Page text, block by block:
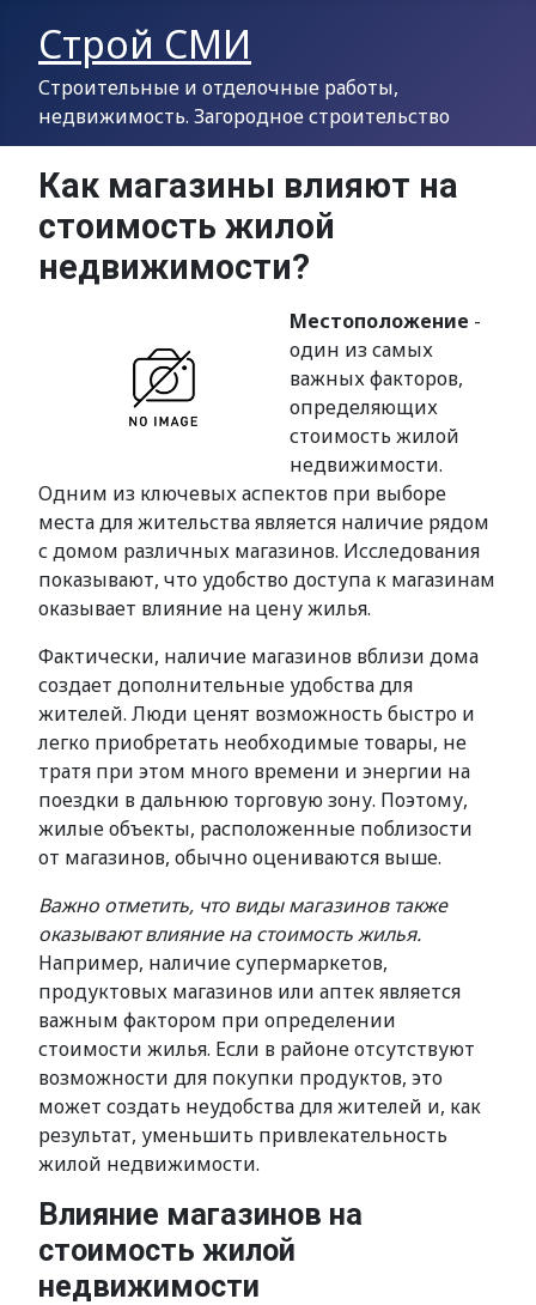
Строй СМИ
Строительные и отделочные работы,
недвижимость. Загородное строительство
Как магазины влияют на
стоимость жилой
недвижимости?
Местоположение -
один из самых
важных факторов,
определяющих
стоимость жилой
недвижимости.
Одним из ключевых аспектов при выборе
места для жительства является наличие рядом
с домом различных магазинов. Исследования
показывают, что удобство доступа к магазинам
оказывает влияние на цену жилья.
Фактически, наличие магазинов вблизи дома
создает дополнительные удобства для
жителей. Люди ценят возможность быстро и
легко приобретать необходимые товары, не
тратя при этом много времени и энергии на
поездки в дальнюю торговую зону. Поэтому,
жилые объекты, расположенные поблизости
от магазинов, обычно оцениваются выше.
Важно отметить, что виды магазинов также
оказывают влияние на стоимость жилья.
Например, наличие супермаркетов,
продуктовых магазинов или аптек является
важным фактором при определении
стоимости жилья. Если в районе отсутствуют
возможности для покупки продуктов, это
может создать неудобства для жителей и, как
результат, уменьшить привлекательность
жилой недвижимости.
Влияние магазинов на
стоимость жилой
недвижимости